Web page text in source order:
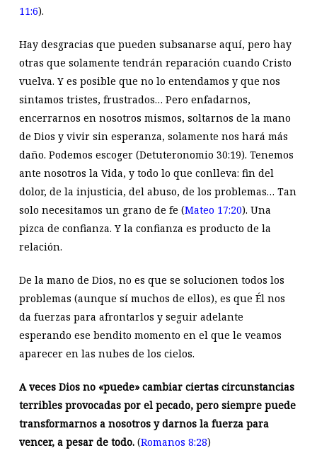
11:6).
Hay desgracias que pueden subsanarse aquí, pero hay
otras que solamente tendrán reparación cuando Cristo
vuelva. Y es posible que no lo entendamos y que nos
sintamos tristes, frustrados… Pero enfadarnos,
encerrarnos en nosotros mismos, soltarnos de la mano
de Dios y vivir sin esperanza, solamente nos hará más
daño. Podemos escoger (Detuteronomio 30:19). Tenemos
ante nosotros la Vida, y todo lo que conlleva: fin del
dolor, de la injusticia, del abuso, de los problemas… Tan
solo necesitamos un grano de fe (Mateo 17:20). Una
pizca de confianza. Y la confianza es producto de la
relación.
De la mano de Dios, no es que se solucionen todos los
problemas (aunque sí muchos de ellos), es que Él nos
da fuerzas para afrontarlos y seguir adelante
esperando ese bendito momento en el que le veamos
aparecer en las nubes de los cielos.
A veces Dios no «puede» cambiar ciertas circunstancias
terribles provocadas por el pecado, pero siempre puede
transformarnos a nosotros y darnos la fuerza para
vencer, a pesar de todo. (Romanos 8:28)